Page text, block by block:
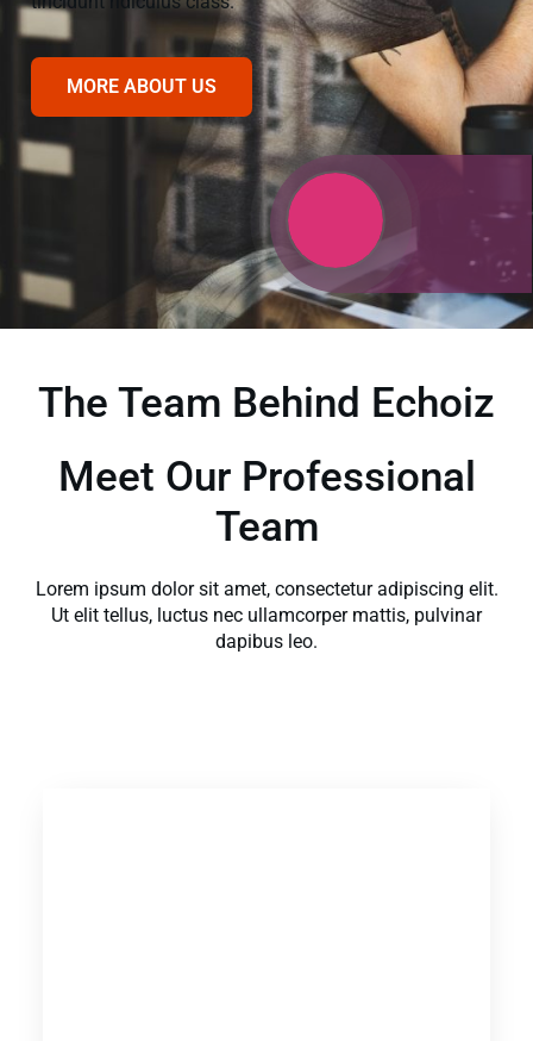
MORE ABOUT US
The Team Behind Echoiz
Meet Our Professional
Team
Lorem ipsum dolor sit amet, consectetur adipiscing elit.
Ut elit tellus, luctus nec ullamcorper mattis, pulvinar
dapibus leo.